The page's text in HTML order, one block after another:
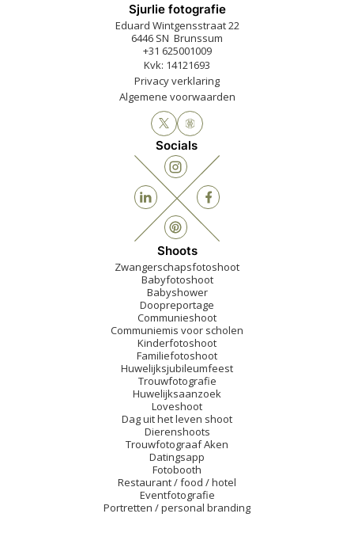
Sjurlie fotografie
Eduard Wintgensstraat 22
6446 SN Brunssum
+31 625001009
Kvk: 14121693
Privacy verklaring
Algemene voorwaarden
Socials
Shoots
Zwangerschapsfotoshoot
Babyfotoshoot
Babyshower
Doopreportage
Communieshoot
Communiemis voor scholen
Kinderfotoshoot
Familiefotoshoot
Huwelijksjubileumfeest
Trouwfotografie
Huwelijksaanzoek
Loveshoot
Dag uit het leven shoot
Dierenshoots
Trouwfotograaf Aken
Datingsapp
Fotobooth
Restaurant / food / hotel
Eventfotografie
Portretten / personal branding